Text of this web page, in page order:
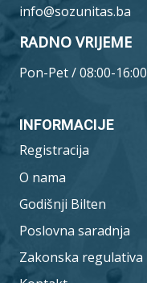
info@sozunitas.ba
RADNO VRIJEME
Pon-Pet / 08:00-16:00
INFORMACIJE
Registracija
O nama
Godišnji Bilten
Poslovna saradnja
Zakonska regulativa